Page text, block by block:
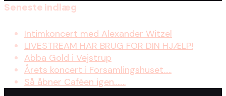
Seneste indlæg
Intimkoncert med Alexander Witzel
LIVESTREAM HAR BRUG FOR DIN HJÆLP!
Abba Gold i Vejstrup
Årets koncert i Forsamlingshuset…..
Så åbner Caféen igen…….